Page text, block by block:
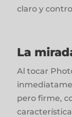
claro y
La
Al tocar
pero firme,